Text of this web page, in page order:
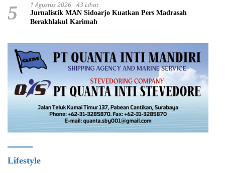
5 1 Agustus 2026 43 Lihat
Jurnalistik MAN Sidoarjo Kuatkan Pers Madrasah
Berakhlakul Karimah
Lifestyle